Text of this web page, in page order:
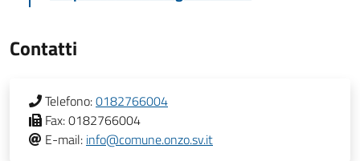
Contatti
Telefono:0182766004
Fax:0182766004
E-mail: info@comune.onzo.sv.it